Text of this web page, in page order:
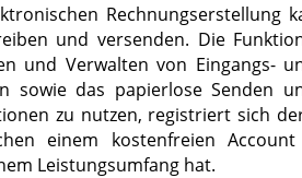
Rechnungserstellung
und versenden. Die
und Verwalten von Eingangs-
sowie das papierlose Senden
zu nutzen, registriert sich
einem kostenfreien
Leistungsumfang hat.